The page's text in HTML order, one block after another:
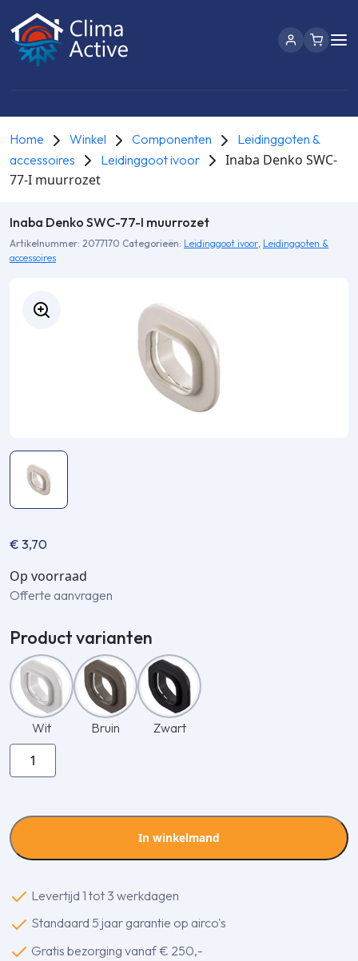
Home Winkel Componenten
Leidinggoten &
accessoires
Leidinggoot ivoor
Inaba Denko SWC-
77-I muurrozet
Inaba Denko SWC-77-I muurrozet
Artikelnummer: 2077170 Categorieën: Leidinggoot ivoor, Leidinggoten &
accessoires
€ 3,70
Op voorraad
Offerte aanvragen
Product varianten
Wit Bruin
Zwart
Inaba
Denko
I
muurrozet
In winkelmand
Levertijd 1 tot 3 werkdagen
Standaard 5 jaar garantie op airco's
Gratis bezorging vanaf € 250,-